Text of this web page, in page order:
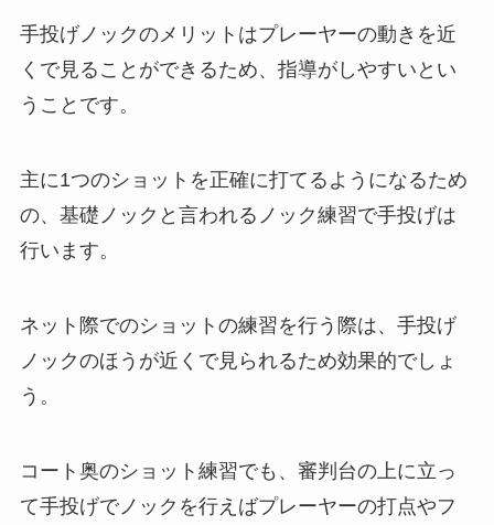
手投げノックのメリットはプレーヤーの動きを近
くで見ることができるため、指導がしやすいとい
うことです。
主に1つのショットを正確に打てるようになるため
の、基礎ノックと言われるノック練習で手投げは
行います。
ネット際でのショットの練習を行う際は、手投げ
ノックのほうが近くで見られるため効果的でしょ
う。
コート奥のショット練習でも、審判台の上に立っ
て手投げでノックを行えばプレーヤーの打点やフ